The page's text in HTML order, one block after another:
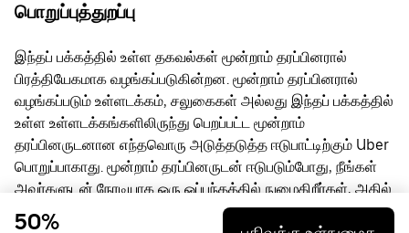
பொறுப்புத்துறப்பு
இந்தப் பக்கத்தில் உள்ள தகவல்கள் மூன்றாம் தரப்பினரால்
பிரத்தியேகமாக வழங்கப்படுகின்றன. மூன்றாம் தரப்பினரால்
வழங்கப்படும் உள்ளடக்கம், சலுகைகள் அல்லது இந்தப் பக்கத்தில்
உள்ள உள்ளடக்கங்களிலிருந்து பெறப்பட்ட மூன்றாம்
தரப்பினருடனான எந்தவொரு அடுத்தடுத்த ஈடுபாட்டிற்கும் Uber
பொறுப்பாகாது. மூன்றாம் தரப்பினருடன் ஈடுபடும்போது, நீங்கள்
அவர்களுடன் நேரடியாக ஒரு ஒப்பந்தத்தில் நுழைகிறீர்கள், அதில்
Uber ஒரு தரப்பு அல்ல. கேள்விகளுக்கு, மூன்றாம் தரப்பினரை
50%